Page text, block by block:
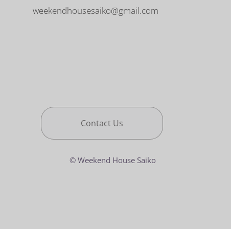
weekendhousesaiko@gmail.com
Contact Us
© Weekend House Saiko